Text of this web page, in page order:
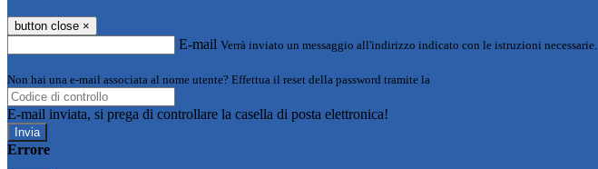
button close ×
E-mail Verrà inviato un messaggio all'indirizzo indicato con le istruzioni necessarie.
Non hai una e-mail associata al nome utente? Effettua il reset della password tramite la
E-mail inviata, si prega di controllare la casella di posta elettronica!
Errore